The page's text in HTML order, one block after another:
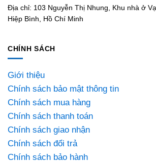
Địa chỉ: 103 Nguyễn Thị Nhung, Khu nhà ở
Hiệp Bình, Hồ Chí Minh
CHÍNH SÁCH
Giới thiệu
Chính sách bảo mật thông tin
Chính sách mua hàng
Chính sách thanh toán
Chính sách giao nhận
Chính sách đổi trả
Chính sách bảo hành